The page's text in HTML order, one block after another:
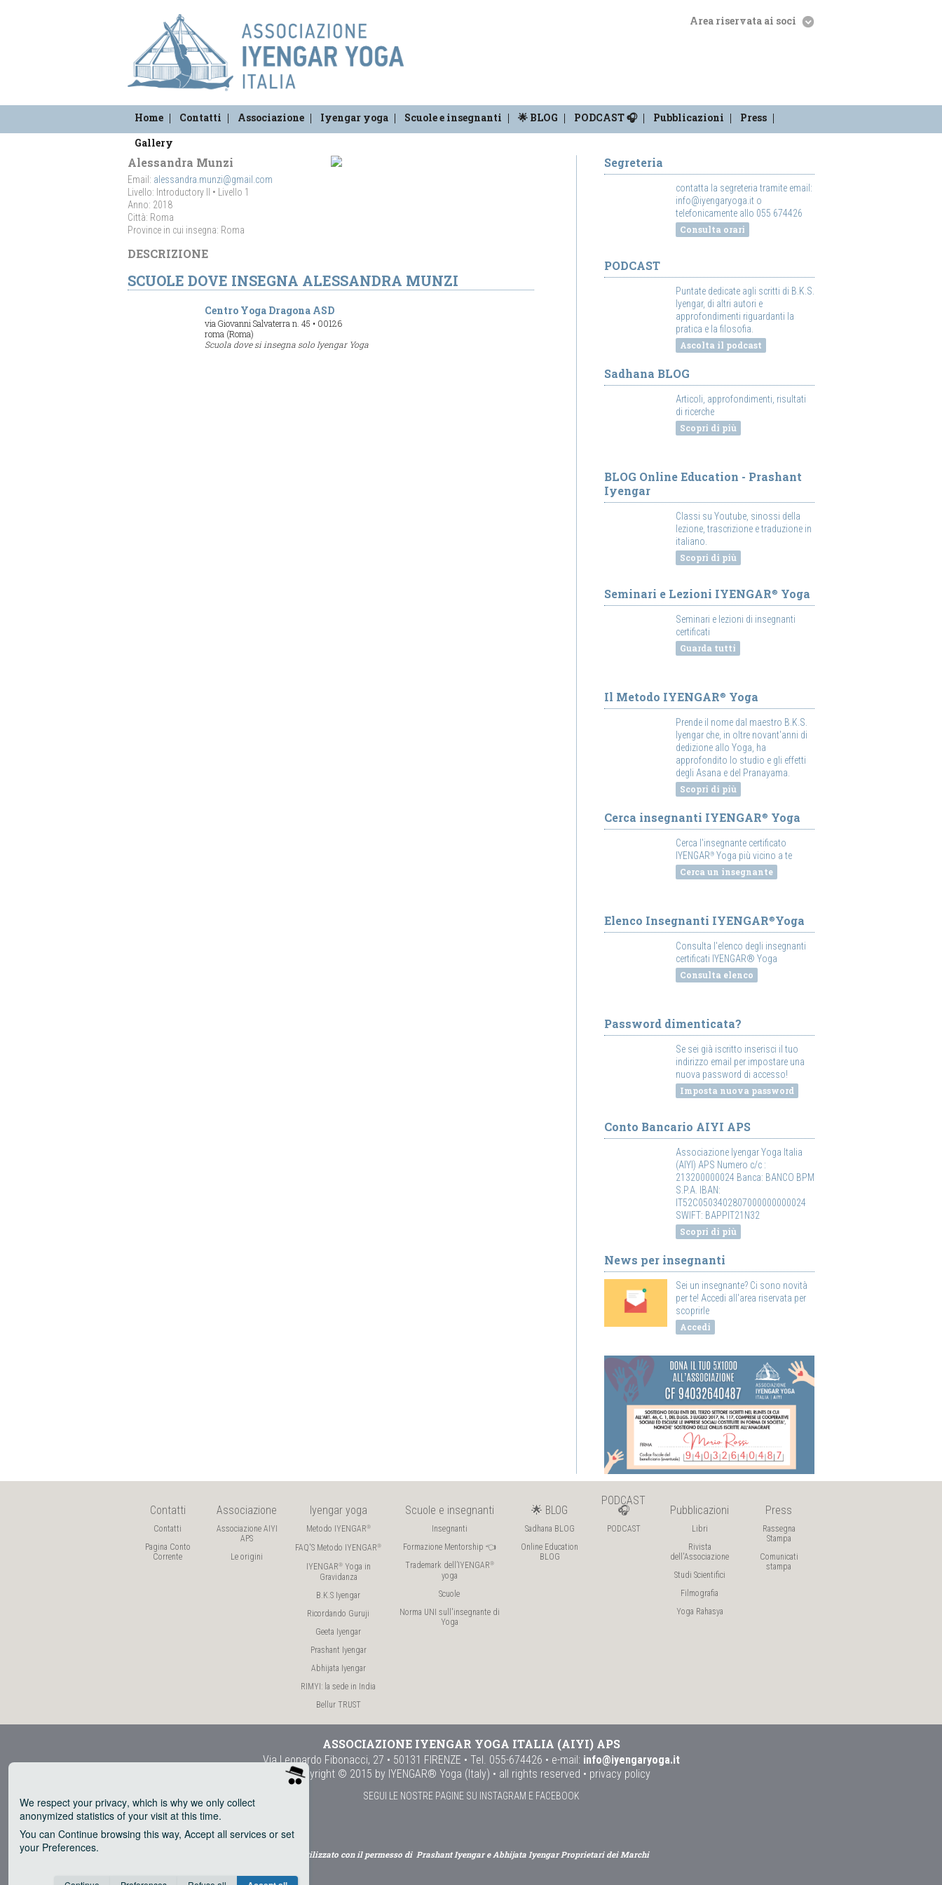
Area riservata ai soci
Home Contatti Associazione Iyengar yoga Scuole e insegnanti 🌟 BLOG PODCAST 🎧 Pubblicazioni
Press
Gallery
Alessandra Munzi
Email: alessandra.munzi@gmail.com
Livello: Introductory II • Livello 1
Anno: 2018
Città: Roma
Province in cui insegna: Roma
DESCRIZIONE
SCUOLE DOVE INSEGNA ALESSANDRA MUNZI
Centro Yoga Dragona ASD
via Giovanni Salvaterra n. 45 • 00126
roma (Roma)
Scuola dove si insegna solo Iyengar Yoga
Segreteria
contatta la segreteria tramite email:
info@iyengaryoga.it o
telefonicamente allo 055 674426
Consulta orari
PODCAST
Puntate dedicate agli scritti di B.K.S.
Iyengar, di altri autori e
approfondimenti riguardanti la
pratica e la filosofia.
Ascolta il podcast
Sadhana BLOG
Articoli, approfondimenti, risultati
di ricerche
Scopri di più
BLOG Online Education - Prashant
Iyengar
Classi su Youtube, sinossi della
lezione, trascrizione e traduzione in
italiano.
Scopri di più
Seminari e Lezioni IYENGAR® Yoga
Seminari e lezioni di insegnanti
certificati
Guarda tutti
Il Metodo IYENGAR® Yoga
Prende il nome dal maestro B.K.S.
Iyengar che, in oltre novant'anni di
dedizione allo Yoga, ha
approfondito lo studio e gli effetti
degli Asana e del Pranayama.
Scopri di più
Cerca insegnanti IYENGAR® Yoga
Cerca l'insegnante certificato
IYENGAR® Yoga più vicino a te
Cerca un insegnante
Elenco Insegnanti IYENGAR®Yoga
Consulta l'elenco degli insegnanti
certificati IYENGAR® Yoga
Consulta elenco
Password dimenticata?
Se sei già iscritto inserisci il tuo
indirizzo email per impostare una
nuova password di accesso!
Imposta nuova password
Conto Bancario AIYI APS
Associazione Iyengar Yoga Italia
(AIYI) APS Numero c/c :
213200000024 Banca: BANCO BPM
S.P.A. IBAN:
IT52C0503402807000000000024
SWIFT: BAPPIT21N32
Scopri di più
News per insegnanti
Sei un insegnante? Ci sono novità
per te! Accedi all'area riservata per
scoprirle
Accedi
Contatti
Contatti
Pagina Conto
Corrente
Associazione
Associazione AIYI
APS
Le origini
Iyengar yoga
Metodo IYENGAR®
FAQ'S Metodo IYENGAR®
IYENGAR®Yoga in
Gravidanza
B.K.S Iyengar
Ricordando Guruji
Geeta Iyengar
Prashant Iyengar
Abhijata Iyengar
RIMYI: la sede in India
Bellur TRUST
Scuole e insegnanti
Insegnanti
Formazione Mentorship 👈
Trademark dell’IYENGAR®
yoga
Scuole
Norma UNI sull'insegnante di
Yoga
🌟 BLOG
Sadhana BLOG
Online Education
BLOG
PODCAST
🎧
PODCAST
Pubblicazioni
Libri
Rivista
dell'Associazione
Studi Scientifici
Filmografia
Yoga Rahasya
Press
Rassegna
Stampa
Comunicati
stampa
ASSOCIAZIONE IYENGAR YOGA ITALIA (AIYI) APS
Via Leonardo Fibonacci, 27 • 50131 FIRENZE • Tel. 055-674426 • e-mail: info@iyengaryoga.it
Copyright © 2015 by IYENGAR® Yoga (Italy) • all rights reserved • privacy policy
SEGUI LE NOSTRE PAGINE SU INSTAGRAM E FACEBOOK
® utilizzato con il permesso di Prashant Iyengar e Abhijata Iyengar Proprietari dei Marchi
We respect your privacy, which is why we only collect
anonymized statistics of your visit at this time.
You can Continue browsing this way, Accept all services or set
your Preferences.
Consent cookie learn more